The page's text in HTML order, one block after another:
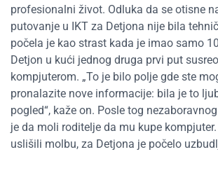
profesionalni život. Odluka da se otisne
putovanje u IKT za Detjona nije bila
počela je kao strast kada je imao samo
Detjon u kući jednog druga prvi put
kompjuterom. „To je bilo polje gde ste
pronalazite nove informacije: bila je to
pogled“, kaže on. Posle tog
je da moli roditelje da mu kupe
uslišili molbu, za Detjona je počelo